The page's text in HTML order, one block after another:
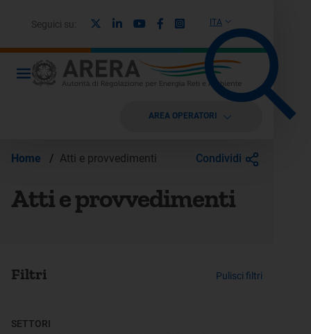
ITA
Seguici su: LinkedinYoutubeFacebook
Instagram
AREA OPERATORI
Home / Atti e provvedimenti Condividi
Atti e provvedimenti
Filtri Pulisci filtri
SETTORI